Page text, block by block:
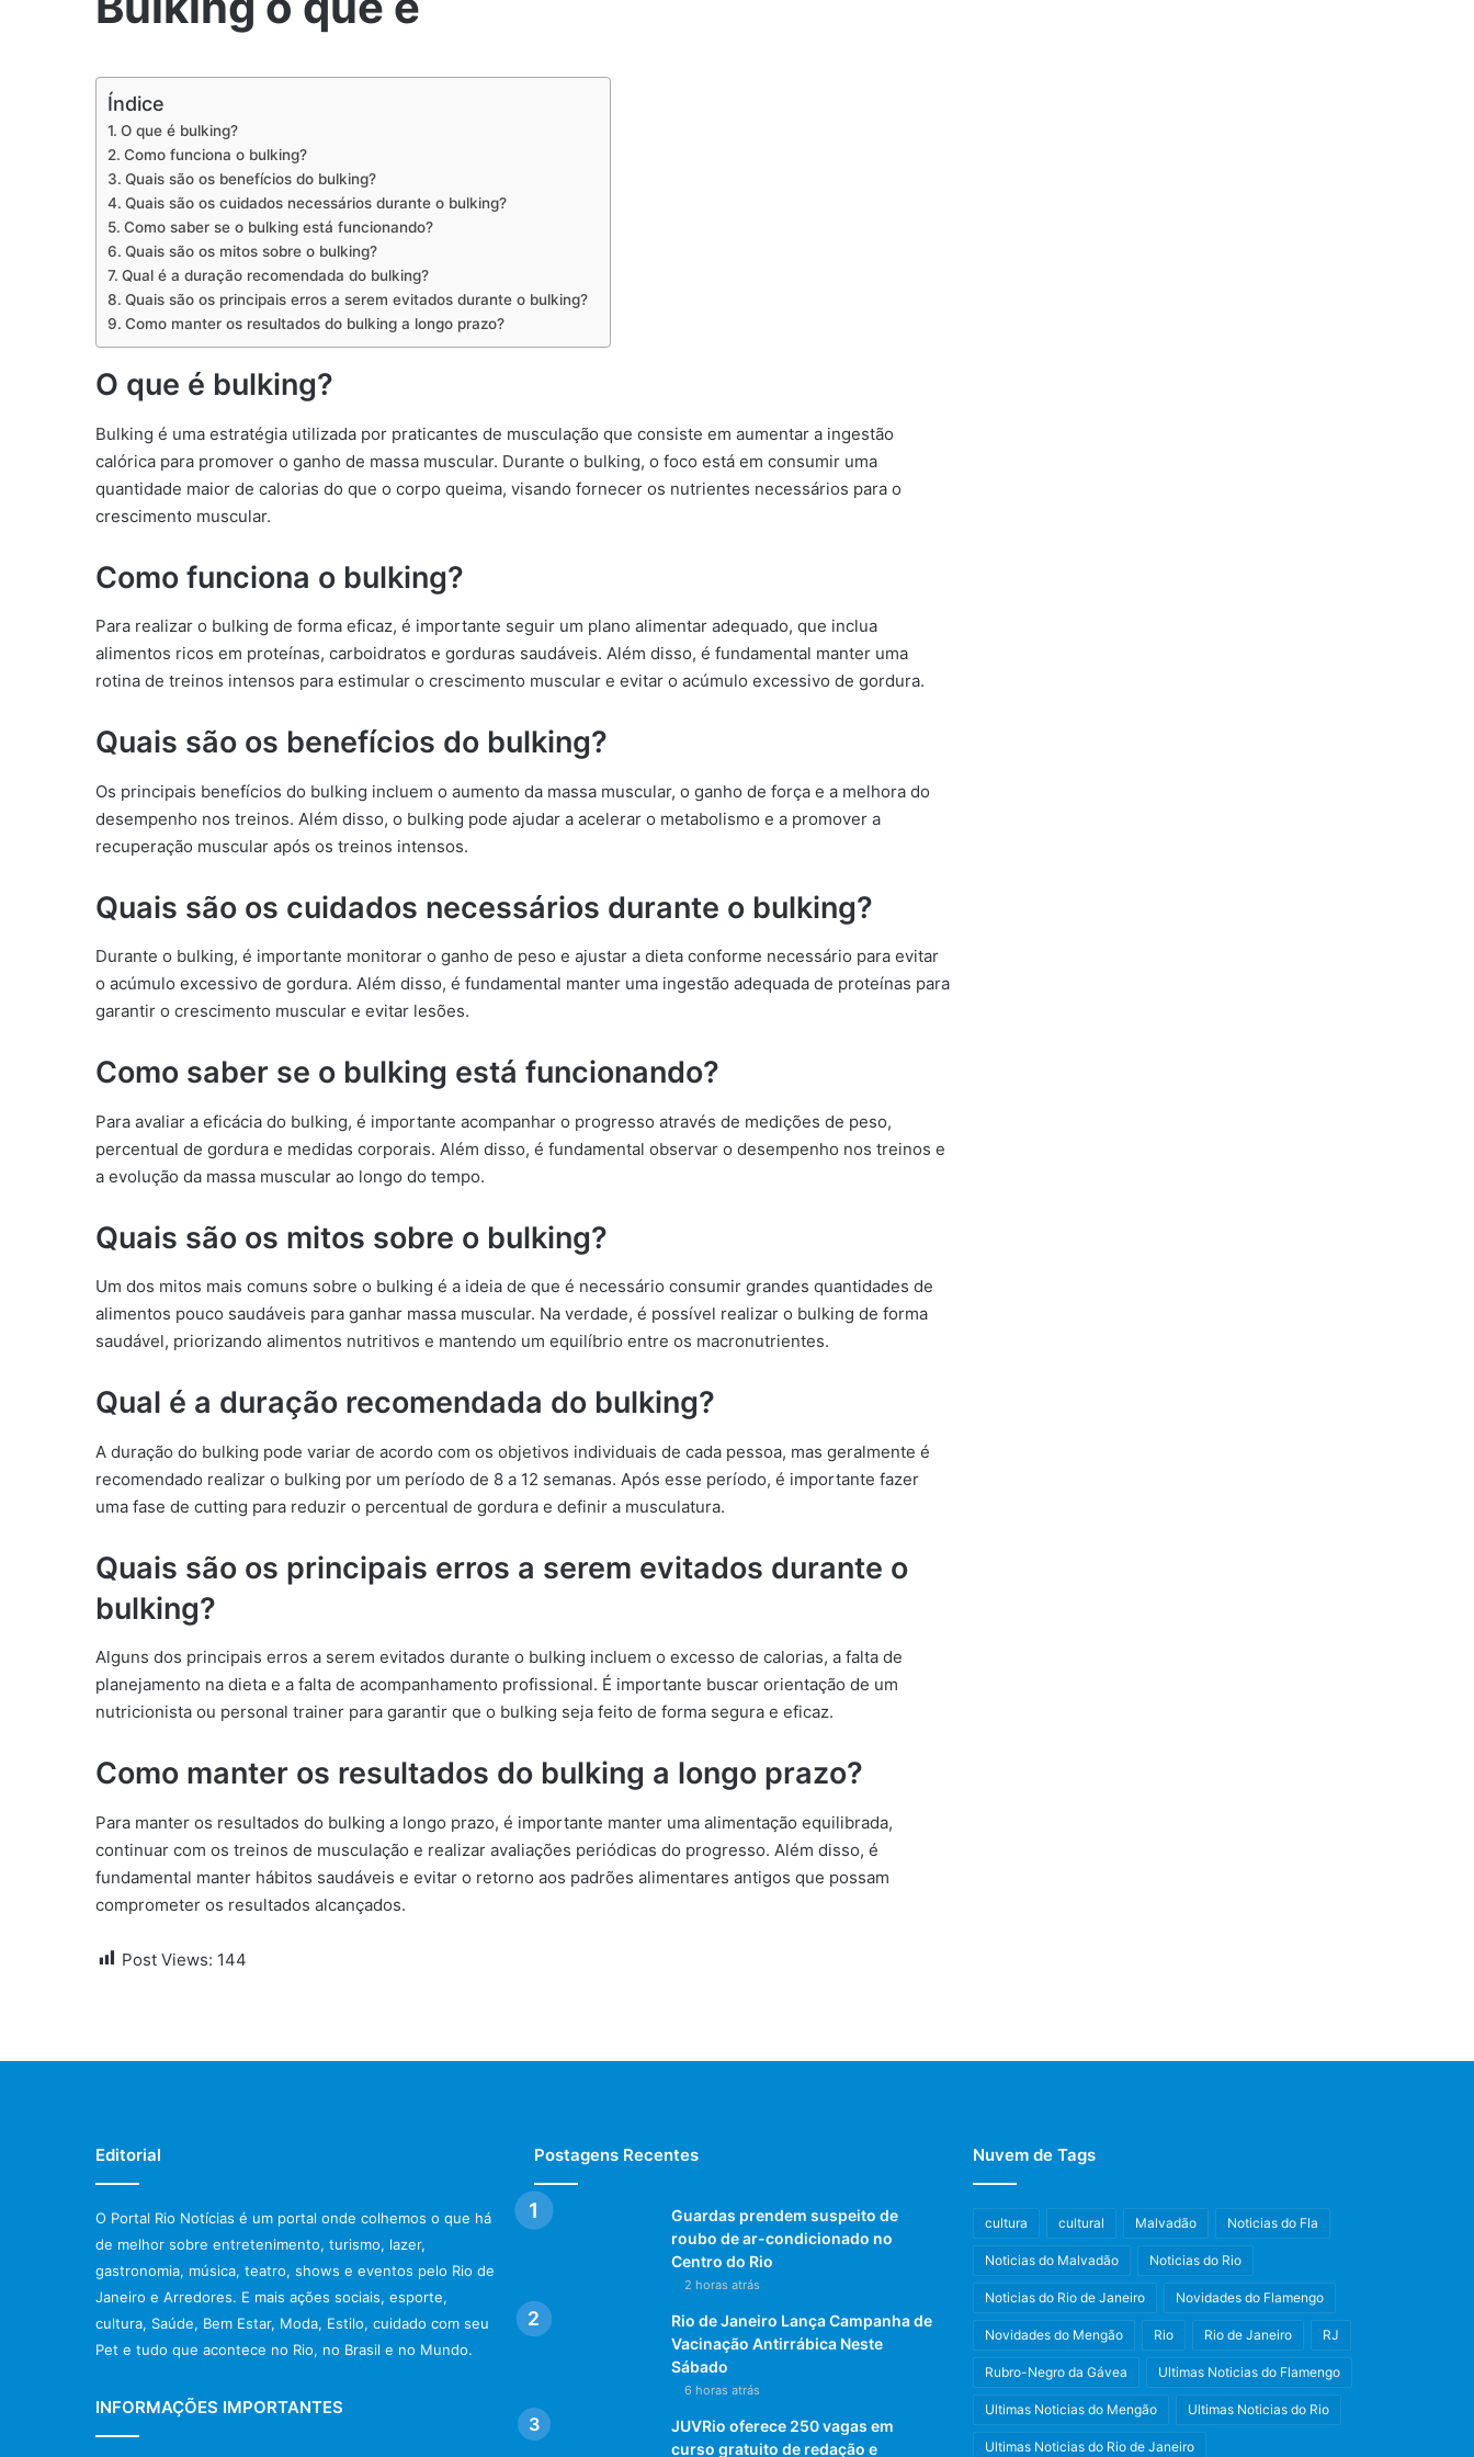
Índice
O que é bulking?
Como funciona o bulking?
Quais são os benefícios do bulking?
Quais são os cuidados necessários durante o bulking?
Como saber se o bulking está funcionando?
Quais são os mitos sobre o bulking?
Qual é a duração recomendada do bulking?
Quais são os principais erros a serem evitados durante o bulking?
Como manter os resultados do bulking a longo prazo?
O que é bulking?
Bulking é uma estratégia utilizada por praticantes de musculação que consiste em aumentar a ingestão
calórica para promover o ganho de massa muscular. Durante o bulking, o foco está em consumir uma
quantidade maior de calorias do que o corpo queima, visando fornecer os nutrientes necessários para o
crescimento muscular.
Como funciona o bulking?
Para realizar o bulking de forma eficaz, é importante seguir um plano alimentar adequado, que inclua
alimentos ricos em proteínas, carboidratos e gorduras saudáveis. Além disso, é fundamental manter uma
rotina de treinos intensos para estimular o crescimento muscular e evitar o acúmulo excessivo de gordura.
Quais são os benefícios do bulking?
Os principais benefícios do bulking incluem o aumento da massa muscular, o ganho de força e a melhora do
desempenho nos treinos. Além disso, o bulking pode ajudar a acelerar o metabolismo e a promover a
recuperação muscular após os treinos intensos.
Quais são os cuidados necessários durante o bulking?
Durante o bulking, é importante monitorar o ganho de peso e ajustar a dieta conforme necessário para evitar
o acúmulo excessivo de gordura. Além disso, é fundamental manter uma ingestão adequada de proteínas para
garantir o crescimento muscular e evitar lesões.
Como saber se o bulking está funcionando?
Para avaliar a eficácia do bulking, é importante acompanhar o progresso através de medições de peso,
percentual de gordura e medidas corporais. Além disso, é fundamental observar o desempenho nos treinos e
a evolução da massa muscular ao longo do tempo.
Quais são os mitos sobre o bulking?
Um dos mitos mais comuns sobre o bulking é a ideia de que é necessário consumir grandes quantidades de
alimentos pouco saudáveis para ganhar massa muscular. Na verdade, é possível realizar o bulking de forma
saudável, priorizando alimentos nutritivos e mantendo um equilíbrio entre os macronutrientes.
Qual é a duração recomendada do bulking?
A duração do bulking pode variar de acordo com os objetivos individuais de cada pessoa, mas geralmente é
recomendado realizar o bulking por um período de 8 a 12 semanas. Após esse período, é importante fazer
uma fase de cutting para reduzir o percentual de gordura e definir a musculatura.
Quais são os principais erros a serem evitados durante o
bulking?
Alguns dos principais erros a serem evitados durante o bulking incluem o excesso de calorias, a falta de
planejamento na dieta e a falta de acompanhamento profissional. É importante buscar orientação de um
nutricionista ou personal trainer para garantir que o bulking seja feito de forma segura e eficaz.
Como manter os resultados do bulking a longo prazo?
Para manter os resultados do bulking a longo prazo, é importante manter uma alimentação equilibrada,
continuar com os treinos de musculação e realizar avaliações periódicas do progresso. Além disso, é
fundamental manter hábitos saudáveis e evitar o retorno aos padrões alimentares antigos que possam
comprometer os resultados alcançados.
Post Views: 144
Editorial
O Portal Rio Notícias é um portal onde colhemos o que há
de melhor sobre entretenimento, turismo, lazer,
gastronomia, música, teatro, shows e eventos pelo Rio de
Janeiro e Arredores. E mais ações sociais, esporte,
cultura, Saúde, Bem Estar, Moda, Estilo, cuidado com seu
Pet e tudo que acontece no Rio, no Brasil e no Mundo.
INFORMAÇÕES IMPORTANTES
Postagens Recentes
Guardas prendem suspeito de
roubo de ar-condicionado no
Centro do Rio
2 horas atrás
Rio de Janeiro Lança Campanha de
Vacinação Antirrábica Neste
Sábado
6 horas atrás
JUVRio oferece 250 vagas em
curso gratuito de redação e
Nuvem de Tags
cultura cultural Malvadão Noticias do Fla
Noticias do Malvadão Noticias do Rio
Noticias do Rio de Janeiro Novidades do Flamengo
Novidades do Mengão Rio Rio de Janeiro RJ
Rubro-Negro da Gávea Ultimas Noticias do Flamengo
Ultimas Noticias do Mengão Ultimas Noticias do Rio
Ultimas Noticias do Rio de Janeiro